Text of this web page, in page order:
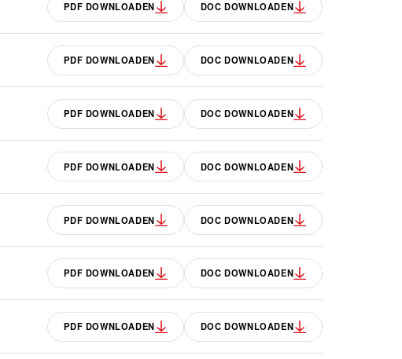
PDF DOWNLOADEN DOC DOWNLOADEN
PDF DOWNLOADEN DOC DOWNLOADEN
PDF DOWNLOADEN DOC DOWNLOADEN
PDF DOWNLOADEN DOC DOWNLOADEN
PDF DOWNLOADEN DOC DOWNLOADEN
PDF DOWNLOADEN DOC DOWNLOADEN
PDF DOWNLOADEN DOC DOWNLOADEN